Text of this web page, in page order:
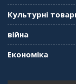
Культурні
війна
Економіка